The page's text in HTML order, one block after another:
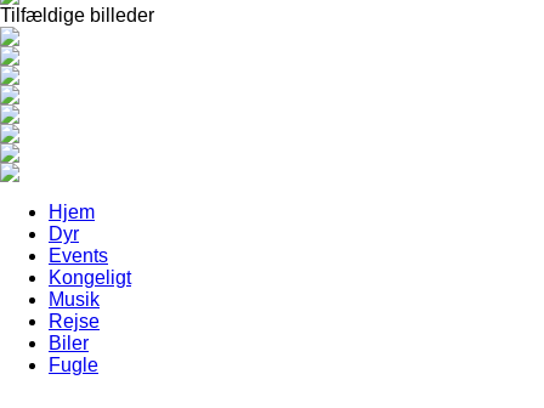
Tilfældige billeder
Hjem
Dyr
Events
Kongeligt
Musik
Rejse
Biler
Fugle